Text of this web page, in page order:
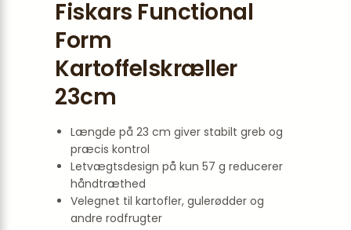
Fiskars Functional
Form
Kartoffelskræller
23cm
Længde på 23 cm giver stabilt greb og
præcis kontrol
Letvægtsdesign på kun 57 g reducerer
håndtræthed
Velegnet til kartofler, gulerødder og
andre rodfrugter